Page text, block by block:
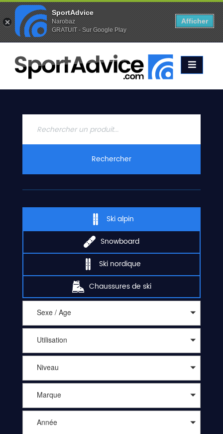
Favoris (0) Alertes (0)
ACCUEIL
SKIS
2020
CONTACT
Rechercher
Ski alpin
Snowboard
Ski nordique
Chaussures de ski
Sexe / Age
Utilisation
Niveau
Marque
Année
SportAdvice
Narobaz
GRATUIT - Sur Google Play
Afficher